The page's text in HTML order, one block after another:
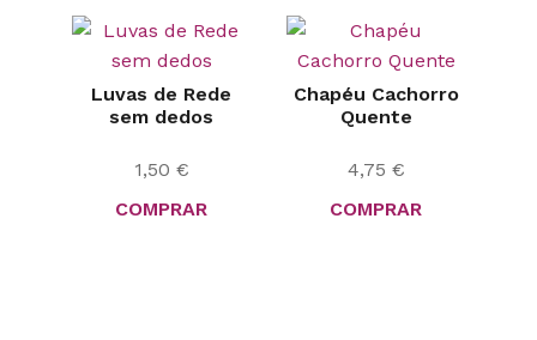
Luvas de Rede
sem dedos
1,50 €
COMPRAR
Chapéu Cachorro
Quente
4,75 €
COMPRAR